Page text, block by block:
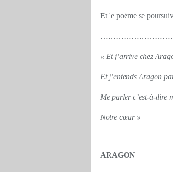
Et le poème se
« Et j’arrive chez
Et j’entends Aragon
Me parler c’est-à-dire
Notre cœur »
ARAGON